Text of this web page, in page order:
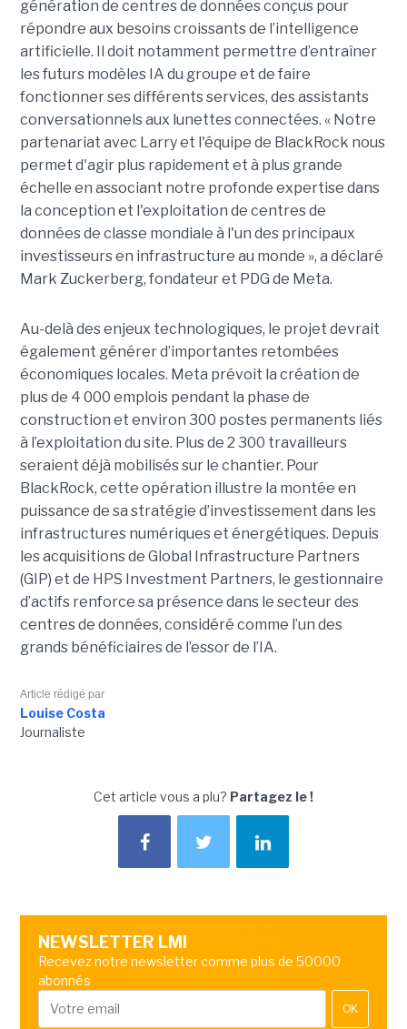
génération de centres de données conçus pour
répondre aux besoins croissants de l’intelligence
artificielle. Il doit notamment permettre d’entraîner
les futurs modèles IA du groupe et de faire
fonctionner ses différents services, des assistants
conversationnels aux lunettes connectées. « Notre
partenariat avec Larry et l'équipe de BlackRock nous
permet d'agir plus rapidement et à plus grande
échelle en associant notre profonde expertise dans
la conception et l'exploitation de centres de
données de classe mondiale à l'un des principaux
investisseurs en infrastructure au monde », a déclaré
Mark Zuckerberg, fondateur et PDG de Meta.
Au-delà des enjeux technologiques, le projet devrait
également générer d’importantes retombées
économiques locales. Meta prévoit la création de
plus de 4 000 emplois pendant la phase de
construction et environ 300 postes permanents liés
à l’exploitation du site. Plus de 2 300 travailleurs
seraient déjà mobilisés sur le chantier. Pour
BlackRock, cette opération illustre la montée en
puissance de sa stratégie d’investissement dans les
infrastructures numériques et énergétiques. Depuis
les acquisitions de Global Infrastructure Partners
(GIP) et de HPS Investment Partners, le gestionnaire
d’actifs renforce sa présence dans le secteur des
centres de données, considéré comme l’un des
grands bénéficiaires de l’essor de l’IA.
Article rédigé par
Louise Costa
Journaliste
Cet article vous a plu? Partagez le !
NEWSLETTER LMI
Recevez notre newsletter comme plus de 50000
abonnés
OK